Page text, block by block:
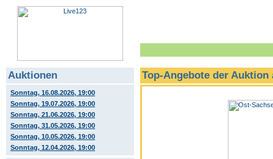
Auktionen
Sonntag, 16.08.2026, 19:00
Sonntag, 19.07.2026, 19:00
Sonntag, 21.06.2026, 19:00
Sonntag, 31.05.2026, 19:00
Sonntag, 10.05.2026, 19:00
Sonntag, 12.04.2026, 19:00
Top-Angebote der Auktion